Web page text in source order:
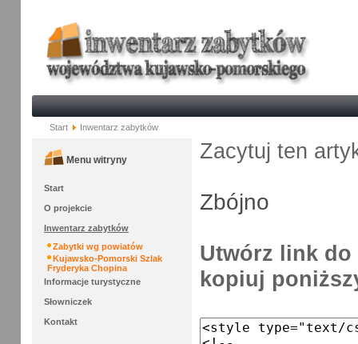
Start Inwentarz zabytków
Menu witryny
Start
O projekcie
Inwentarz zabytków
Zabytki wg powiatów
Kujawsko-Pomorski Szlak
Fryderyka Chopina
Informacje turystyczne
Słowniczek
Kontakt
Zacytuj ten
Zbójno
Utwórz link
kopiuj